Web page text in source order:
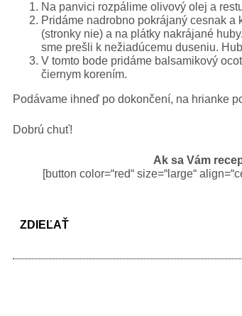
Na panvici rozpálime olivový olej a
Pridáme nadrobno pokrájaný cesnak a
(stronky nie) a na plátky nakrájané
sme prešli k nežiadúcemu duseniu.
V tomto bode pridáme balsamikový
čiernym korením.
Podávame ihneď po dokončení, na hrianke
Dobrú chuť!
Ak sa Vám
[button color=“red“ size=“large“
ZDIEĽAŤ